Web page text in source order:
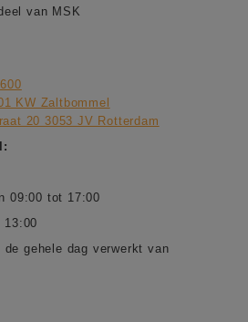
van MSK
KW Zaltbommel
20 3053 JV Rotterdam
09:00 tot 17:00
13:00
de gehele dag verwerkt van